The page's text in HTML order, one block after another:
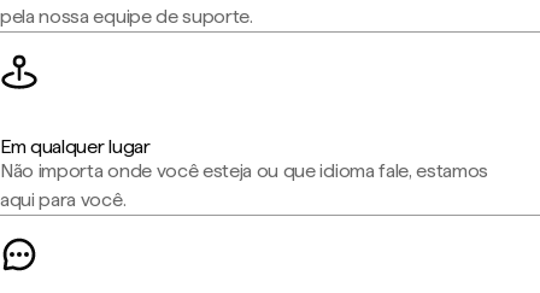
pela nossa equipe de suporte.
Em qualquer lugar
Não importa onde você esteja ou que idioma fale, estamos
aqui para você.